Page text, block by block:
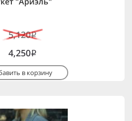
5,120i
4,250i
в корзину